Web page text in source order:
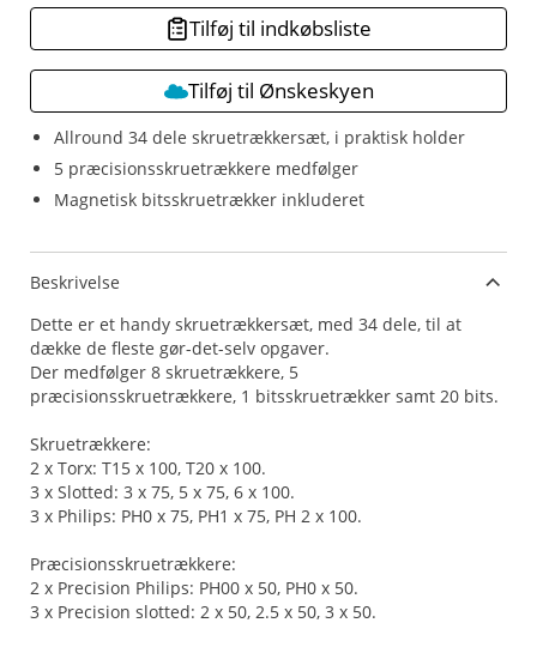
Allround 34 dele skruetrækkersæt, i praktisk holder
5 præcisionsskruetrækkere medfølger
Magnetisk bitsskruetrækker inkluderet
Tilføj til indkøbsliste
Tilføj til Ønskeskyen
Beskrivelse
Dette er et handy skruetrækkersæt, med 34 dele, til at
dække de fleste gør-det-selv opgaver.
Der medfølger 8 skruetrækkere, 5
præcisionsskruetrækkere, 1 bitsskruetrækker samt 20 bits.
Skruetrækkere:
2 x Torx: T15 x 100, T20 x 100.
3 x Slotted: 3 x 75, 5 x 75, 6 x 100.
3 x Philips: PH0 x 75, PH1 x 75, PH 2 x 100.
Præcisionsskruetrækkere:
2 x Precision Philips: PH00 x 50, PH0 x 50.
3 x Precision slotted: 2 x 50, 2.5 x 50, 3 x 50.